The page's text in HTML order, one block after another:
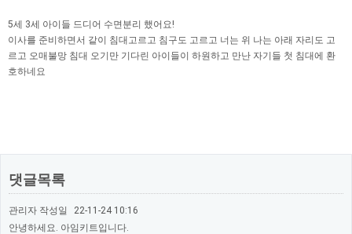
5세 3세 아이들 드디어 수면분리 했어요!
이사를 준비하면서 같이 침대고르고 침구도 고르고 너는 위 나는 아래 자리도 고
르고 오매불망 침대 오기만 기다린 아이들이 하원하고 만난 자기들 첫 침대에 환
호하네요
댓글목록
관리자 작성일
22-11-24 10:16
안녕하세요. 아임키트입니다.